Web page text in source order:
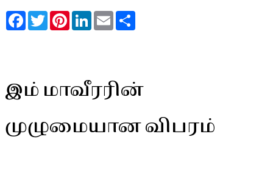
FacebookTwitterPinterestLinkedInEmail
இம் மாவீரரின்
முழுமையான விபரம்